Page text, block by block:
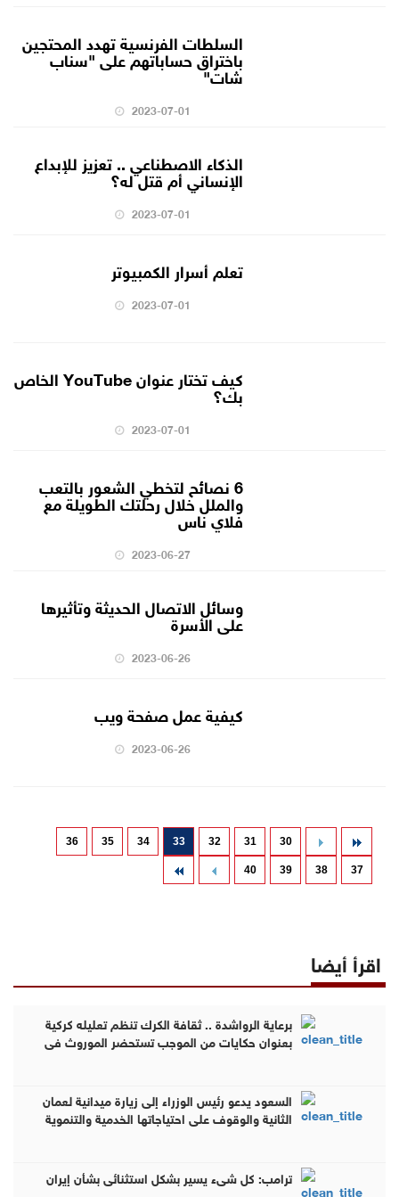
السلطات الفرنسية تهدد المحتجين
باختراق حساباتهم على "سناب
شات"
2023-07-01
الذكاء الاصطناعي .. تعزيز للإبداع
الإنساني أم قتل له؟
2023-07-01
تعلم أسرار الكمبيوتر
2023-07-01
كيف تختار عنوان YouTube الخاص
بك؟
2023-07-01
6 نصائح لتخطي الشعور بالتعب
والملل خلال رحلتك الطويلة مع
فلاي ناس
2023-06-27
وسائل الاتصال الحديثة وتأثيرها
على الأسرة
2023-06-26
كيفية عمل صفحة ويب
2023-06-26
30
31
32
33
34
35
36
37
38
39
40
اقرأ أيضا
برعاية الرواشدة .. ثقافة الكرك تنظم تعليله كركية
بعنوان حكايات من الموجب تستحضر الموروث في
السعود يدعو رئيس الوزراء إلى زيارة ميدانية لعمان
الثانية والوقوف على احتياجاتها الخدمية والتنموية
ترامب: كل شيء يسير بشكل استثنائي بشأن إيران